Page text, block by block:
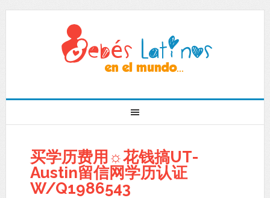
买学历费用☼花钱搞UT-
Austin留信网学历认证
W/Q1986543